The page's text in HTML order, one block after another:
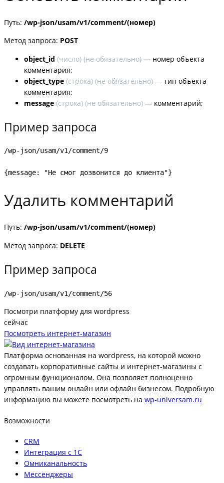
Путь: /wp-json/usam/v1/comment/(номер)
Метод запроса: POST
object_id (число) (не обязательно) — номер объекта
комментария;
object_type (строка) (не обязательно) — тип объекта
комментария;
message (строка) (не обязательно) — комментарий;
Пример запроса
/wp-json/usam/v1/comment/9
{message: "Не смог дозвонится до клиента"}
Удалить комментарий
Путь: /wp-json/usam/v1/comment/(номер)
Метод запроса: DELETE
Пример запроса
/wp-json/usam/v1/comment/56
Посмотри платформу для wordpress
сейчас
Посмотреть интернет-магазин
Платформа основанная на wordpress, на которой можно
создавать корпоративные сайты и интернет-магазины с
огромным функционалом. Она позволяет полноценно
управлять вашим онлайн или офлайн бизнесом. Подробную
информацию вы можете посмотреть на wp-universam.ru
Возможности
CRM
Интеграция с 1С
Омниканальность
Мессенджеры